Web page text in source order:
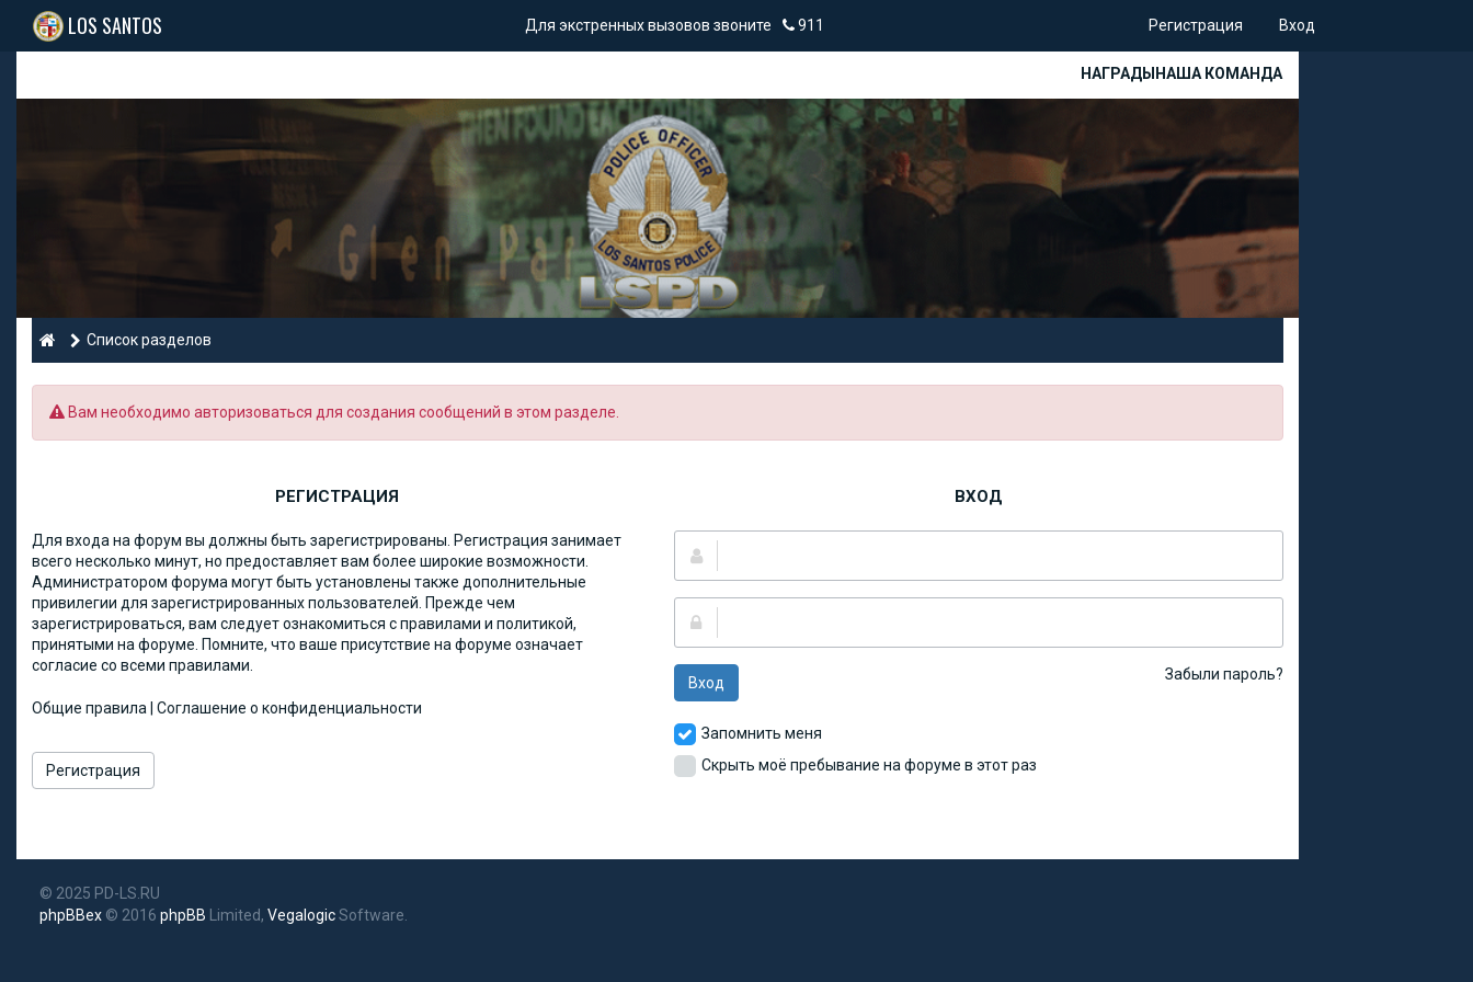
LOS SANTOS Для экстренных вызовов звоните 911 Регистрация Вход
НАГРАДЫНАША КОМАНДА
Список разделов
Вам необходимо авторизоваться для создания сообщений в этом разделе.
РЕГИСТРАЦИЯ
Для входа на форум вы должны быть зарегистрированы. Регистрация занимает
всего несколько минут, но предоставляет вам более широкие возможности.
Администратором форума могут быть установлены также дополнительные
привилегии для зарегистрированных пользователей. Прежде чем
зарегистрироваться, вам следует ознакомиться с правилами и политикой,
принятыми на форуме. Помните, что ваше присутствие на форуме означает
согласие со всеми правилами.
Общие правила Соглашение о конфиденциальности
Регистрация
ВХОД
Забыли пароль?
Вход
Запомнить меня
Скрыть моё пребывание на форуме в этот раз
© 2025 PD-LS.RU
phpBBex © 2016 phpBB Limited, VegalogicSoftware.